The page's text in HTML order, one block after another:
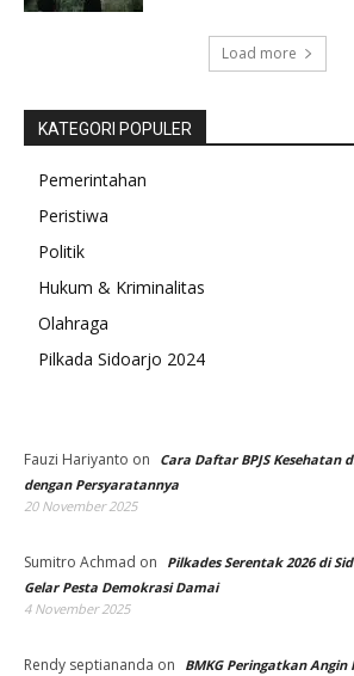
Load more
KATEGORI POPULER
Pemerintahan
Peristiwa
Politik
Hukum & Kriminalitas
Olahraga
Pilkada Sidoarjo 2024
Fauzi Hariyanto on
Cara Daftar BPJS Kesehatan
dengan Persyaratannya
20 November 2025
Sumitro Achmad on
Pilkades Serentak 2026 di
Gelar Pesta Demokrasi Damai
4 November 2025
Rendy septiananda on
BMKG Peringatkan Angin